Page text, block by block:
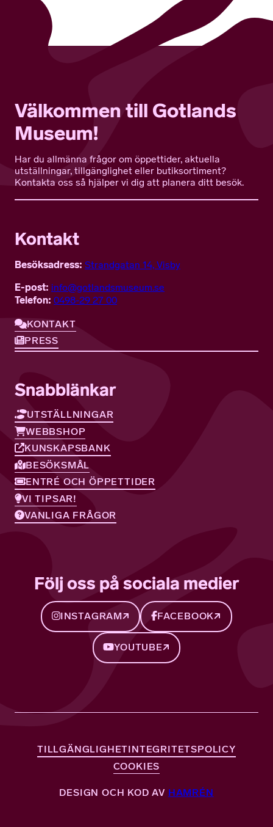
Välkommen till Gotlands
Museum!
Har du allmänna frågor om öppettider, aktuella
utställningar, tillgänglighet eller butiksortiment?
Kontakta oss så hjälper vi dig att planera ditt besök.
Kontakt
Besöksadress: Strandgatan 14, Visby
E-post: info@gotlandsmuseum.se
Telefon: 0498-29 27 00
KONTAKT
PRESS
Snabblänkar
UTSTÄLLNINGAR
WEBBSHOP
KUNSKAPSBANK
BESÖKSMÅL
ENTRÉ OCH ÖPPETTIDER
VI TIPSAR!
VANLIGA FRÅGOR
Följ oss på sociala medier
INSTAGRAM FACEBOOK
YOUTUBE
TILLGÄNGLIGHETINTEGRITETSPOLICY
COOKIES
DESIGN OCH KOD AV HAMRÉN